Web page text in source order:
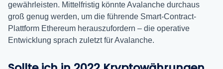
gewährleisten. Mittelfristig könnte Avalanche durchaus
groß genug werden, um die führende Smart-Contract-
Plattform Ethereum herauszufordern – die operative
Entwicklung sprach zuletzt für Avalanche.